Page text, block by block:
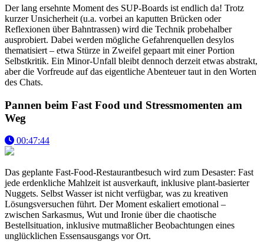
Der lang ersehnte Moment des SUP-Boards ist endlich da! Trotz
kurzer Unsicherheit (u.a. vorbei an kaputten Brücken oder
Reflexionen über Bahntrassen) wird die Technik probehalber
ausprobiert. Dabei werden mögliche Gefahrenquellen desylos
thematisiert – etwa Stürze in Zweifel gepaart mit einer Portion
Selbstkritik. Ein Minor-Unfall bleibt dennoch derzeit etwas abstrakt,
aber die Vorfreude auf das eigentliche Abenteuer taut in den Worten
des Chats.
Pannen beim Fast Food und Stressmomenten am
Weg
00:47:44
Das geplante Fast-Food-Restaurantbesuch wird zum Desaster: Fast
jede erdenkliche Mahlzeit ist ausverkauft, inklusive plant-basierter
Nuggets. Selbst Wasser ist nicht verfügbar, was zu kreativen
Lösungsversuchen führt. Der Moment eskaliert emotional –
zwischen Sarkasmus, Wut und Ironie über die chaotische
Bestellsituation, inklusive mutmaßlicher Beobachtungen eines
unglücklichen Essensausgangs vor Ort.